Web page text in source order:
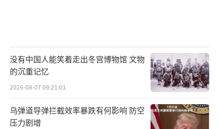
没有中国人能笑着走出冬宫博物馆 文物
的沉重记忆
2026-08-07 09:21:01
乌弹道导弹拦截效率暴跌有何影响 防空
压力剧增